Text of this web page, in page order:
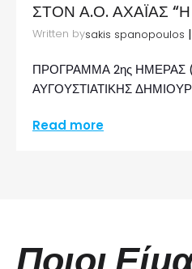
ΣΤΟΝ Α.Ο. ΑΧΑΪΑΣ
Written bysakis spanopoulos |
ΠΡΟΓΡΑΜΜΑ 2ης ΗΜΕΡΑΣ
ΑΥΓΟΥΣΤΙΑΤΙΚΗΣ
Read more